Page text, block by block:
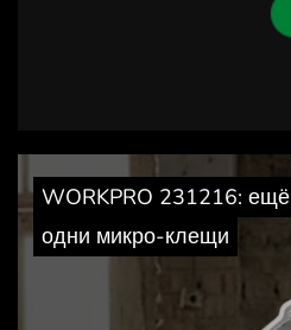
WORKPRO 231216: ещё
одни микро-клещи